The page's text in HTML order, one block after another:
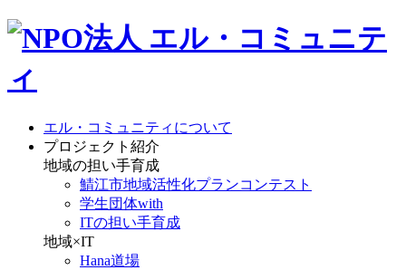
エル・コミュニティについて
プロジェクト紹介
地域の担い手育成
鯖江市地域活性化プランコンテスト
学生団体with
ITの担い手育成
地域×IT
Hana道場